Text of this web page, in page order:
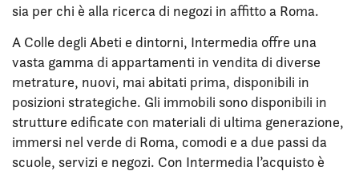
sia per chi è alla ricerca di negozi in affitto a Roma.
A Colle degli Abeti e dintorni, Intermedia offre una
vasta gamma di appartamenti in vendita di diverse
metrature, nuovi, mai abitati prima, disponibili in
posizioni strategiche. Gli immobili sono disponibili in
strutture edificate con materiali di ultima generazione,
immersi nel verde di Roma, comodi e a due passi da
scuole, servizi e negozi. Con Intermedia l’acquisto è